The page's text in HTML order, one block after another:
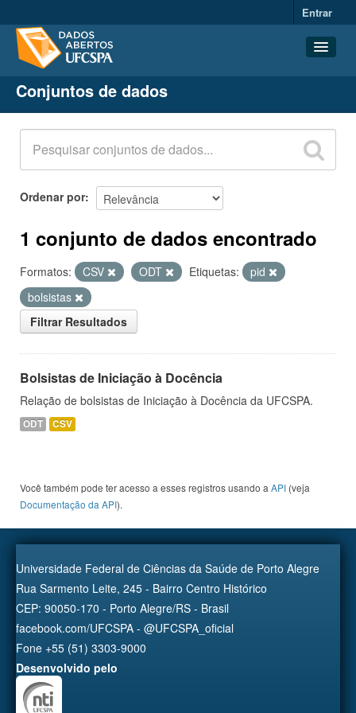
Entrar
Conjuntos de dados
Organizações
Grupos
Sobre
Conjuntos de dados
Ordenar por
1 conjunto de dados encontrado
Formatos: CSV ODT Etiquetas:
pid
bolsistas
Filtrar Resultados
Bolsistas de Iniciação à Docência
Relação de bolsistas de Iniciação à Docência da UFCSPA.
ODT CSV
Você também pode ter acesso a esses registros usando a API (veja
Documentação da API).
Universidade Federal de Ciências da Saúde de Porto Alegre
Rua Sarmento Leite, 245 - Bairro Centro Histórico
CEP: 90050-170 - Porto Alegre/RS - Brasil
facebook.com/UFCSPA - @UFCSPA_oficial
Fone +55 (51) 3303-9000
Desenvolvido pelo